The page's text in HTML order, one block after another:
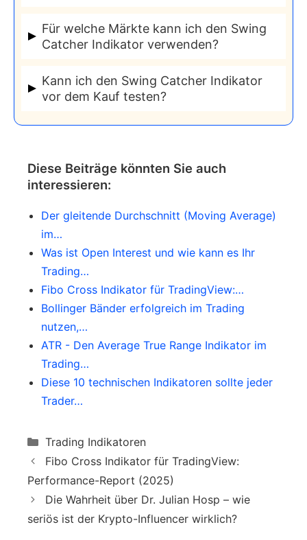
innerhalb von 24 bis 48 Stunden
freigeschaltet.
Nein, Sie können den Swing Catcher
Indikator auch mit der kostenlosen
Für welche Märkte kann ich den Swing
Catcher Indikator verwenden?
Der Swing Catcher Indikator funktioniert für
jeden Markt, den Sie bei TradingView
Kann ich den Swing Catcher Indikator
vor dem Kauf testen?
Nein, ein Test des Indikators vor dem Kauf
können Sie den YouTube-Kanal besuchen.
Diese Beiträge könnten Sie auch
interessieren:
Der gleitende Durchschnitt (Moving Average)
im…
Was ist Open Interest und wie kann es Ihr
Trading…
Fibo Cross Indikator für TradingView:…
Bollinger Bänder erfolgreich im Trading
nutzen,…
ATR - Den Average True Range Indikator im
Trading…
Diese 10 technischen Indikatoren sollte jeder
Trader…
Categories
Trading Indikatoren
Fibo Cross Indikator für TradingView:
Performance-Report (2025)
Die Wahrheit über Dr. Julian Hosp – wie
seriös ist der Krypto-Influencer wirklich?